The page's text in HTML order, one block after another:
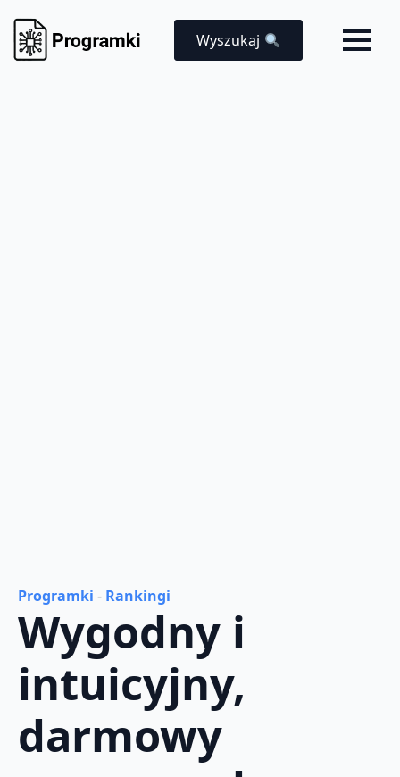
Wyszukaj
Programki - Rankingi
Wygodny i
intuicyjny,
darmowy